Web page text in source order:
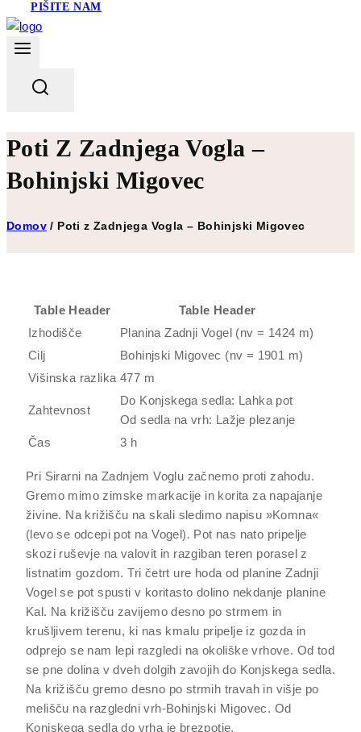
PIŠITE NAM
Poti Z Zadnjega Vogla –
Bohinjski Migovec
Domov / Poti z Zadnjega Vogla – Bohinjski Migovec
Table Header
Table Header
Izhodišče
Planina Zadnji Vogel (nv = 1424 m)
Cilj
Bohinjski Migovec (nv = 1901 m)
Višinska razlika 477 m
Zahtevnost
Do Konjskega sedla: Lahka pot
Od sedla na vrh: Lažje plezanje
Čas
3 h
Pri Sirarni na Zadnjem Voglu začnemo proti zahodu.
Gremo mimo zimske markacije in korita za napajanje
živine. Na križišču na skali sledimo napisu »Komna«
(levo se odcepi pot na Vogel). Pot nas nato pripelje
skozi ruševje na valovit in razgiban teren porasel z
listnatim gozdom. Tri četrt ure hoda od planine Zadnji
Vogel se pot spusti v koritasto dolino nekdanje planine
Kal. Na križišču zavijemo desno po strmem in
krušljivem terenu, ki nas kmalu pripelje iz gozda in
odprejo se nam lepi razgledi na okoliške vrhove. Od tod
se pne dolina v dveh dolgih zavojih do Konjskega sedla.
Na križišču gremo desno po strmih travah in višje po
melišču na razgledni vrh-Bohinjski Migovec. Od
Konjskega sedla do vrha je brezpotje.